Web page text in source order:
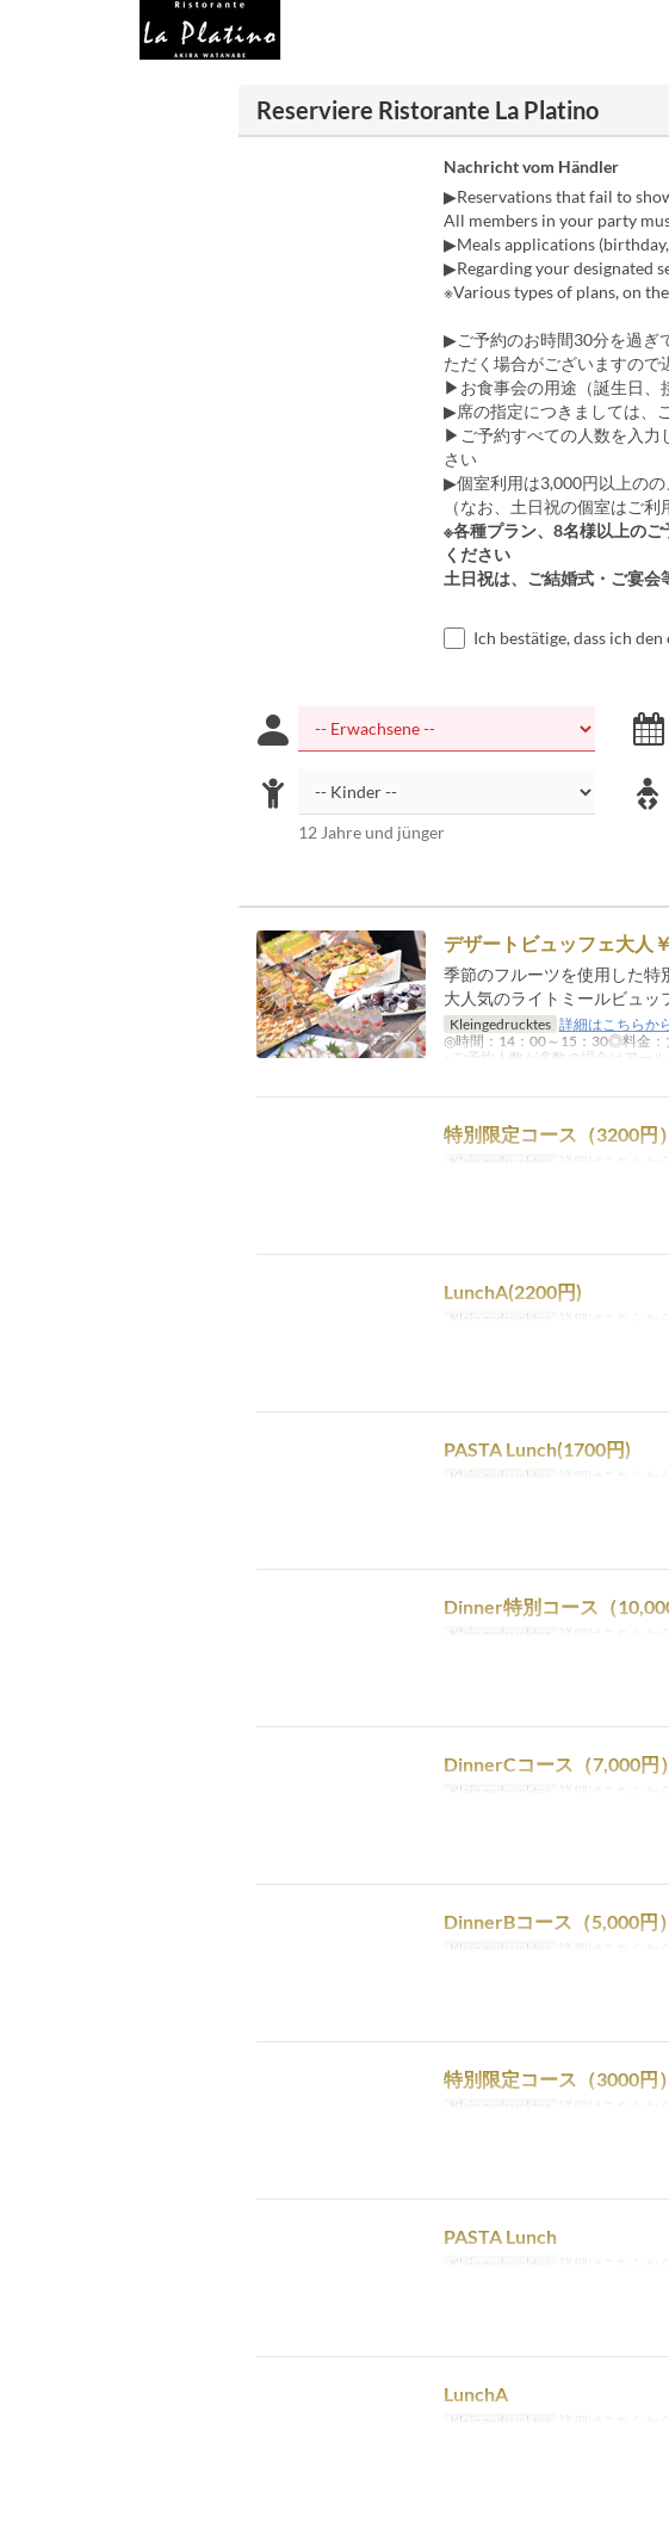
Reserviere Ristorante La Platino
Nachricht vom Händler
▶Reservations that fail to
All members in your party
▶Meals applications
▶Regarding your designated
※Various types of plans, on
▶ご予約のお時間30分を過ぎ
ただく場合がございますの
▶お食事会の用途（誕生日、
▶席の指定につきましては、
▶ご予約すべての人数を入力
さい
▶個室利用は3,000円以上の
（なお、土日祝の個室はご利
※各種プラン、8名様以上の
ください
土日祝は、ご結婚式・ご宴
Ich bestätige, dass ich
12 Jahre und jünger
デザートビュッフェ大
季節のフルーツを使用した特
大人気のライトミールビュッ
Kleingedrucktes 詳細はこちらか
◎時間：14：00～15：30◎料金
※ご予約人数が多数の場合はアー
特別限定コース（3200円）
Kleingedrucktes 詳細はこちらから
LunchA(2200円)
Kleingedrucktes 詳細はこちらから
PASTA Lunch(1700円)
Kleingedrucktes 詳細はこちらから
Dinner特別コース（
Kleingedrucktes 詳細はこちらから
DinnerCコース（7,000円）
Kleingedrucktes 詳細はこちらから
DinnerBコース（5,000円）
Kleingedrucktes 詳細はこちらから
特別限定コース（3000円）
Kleingedrucktes 詳細はこちらから
PASTA Lunch
Kleingedrucktes 詳細はこちらから
LunchA
Kleingedrucktes 詳細はこちらから